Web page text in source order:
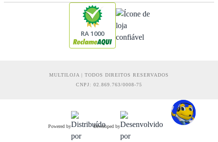
RA 1000
MULTILOJA | TODOS DIREITOS RESERVADOS
CNPJ: 02.869.763/0008-75
Powered by Developed by